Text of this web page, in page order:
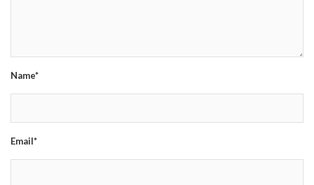
Name*
Email*